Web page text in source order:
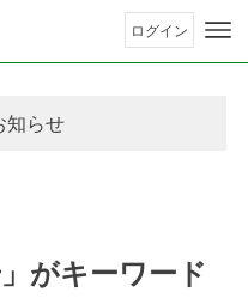
ログイン
知らせ
知らせ
がキーワード